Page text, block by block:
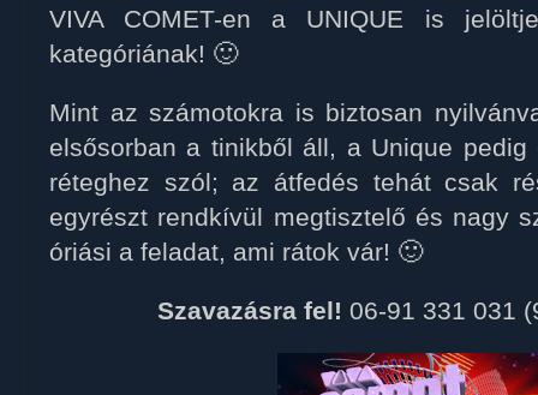
VIVA COMET-en a UNIQUE is
kategóriának! 🙂
Mint az számotokra is biztosan
elsősorban a tinikből áll, a Unique
réteghez szól; az átfedés tehát csak
egyrészt rendkívül megtisztelő és nagy
óriási a feladat, ami rátok vár! 🙂
Szavazásra fel! 06-91 331 031